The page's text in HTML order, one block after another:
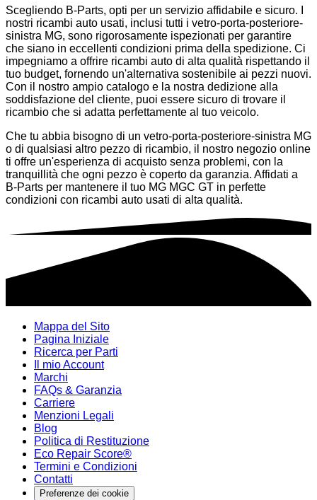
Scegliendo B-Parts, opti per un servizio affidabile e sicuro. I
nostri ricambi auto usati, inclusi tutti i vetro-porta-posteriore-
sinistra MG, sono rigorosamente ispezionati per garantire
che siano in eccellenti condizioni prima della spedizione. Ci
impegniamo a offrire ricambi auto di alta qualità rispettando il
tuo budget, fornendo un'alternativa sostenibile ai pezzi nuovi.
Con il nostro ampio catalogo e la nostra dedizione alla
soddisfazione del cliente, puoi essere sicuro di trovare il
ricambio che si adatta perfettamente al tuo veicolo.
Che tu abbia bisogno di un vetro-porta-posteriore-sinistra MG
o di qualsiasi altro pezzo di ricambio, il nostro negozio online
ti offre un'esperienza di acquisto senza problemi, con la
tranquillità che ogni pezzo è coperto da garanzia. Affidati a
B-Parts per mantenere il tuo MG MGC GT in perfette
condizioni con ricambi auto usati di alta qualità.
Mappa del Sito
Pagina Iniziale
Ricerca per Parti
Il mio Account
Marchi
FAQs & Garanzia
Carriere
Menzioni Legali
Blog
Politica di Restituzione
Eco Repair Score®
Termini e Condizioni
Contatti
Preferenze dei cookie